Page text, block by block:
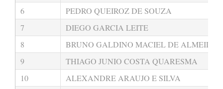
6
PEDRO QUEIROZ DE SOUZA
7
DIEGO GARCIA LEITE
8
BRUNO GALDINO MACIEL DE ALMEIDA
9
THIAGO JUNIO COSTA QUARESMA
10
ALEXANDRE ARAUJO E SILVA